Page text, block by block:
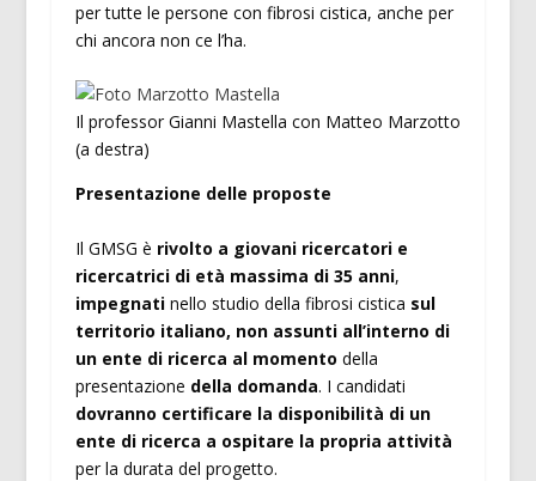
per tutte le persone con fibrosi cistica, anche per
chi ancora non ce l’ha.
Il professor Gianni Mastella con Matteo Marzotto
(a destra)
Presentazione delle proposte
Il GMSG è rivolto a giovani ricercatori e
ricercatrici di età massima di 35 anni,
impegnati nello studio della fibrosi cistica sul
territorio italiano, non assunti all’interno di
un ente di ricerca al momento della
presentazione della domanda. I candidati
dovranno certificare la disponibilità di un
ente di ricerca a ospitare la propria attività
per la durata del progetto.